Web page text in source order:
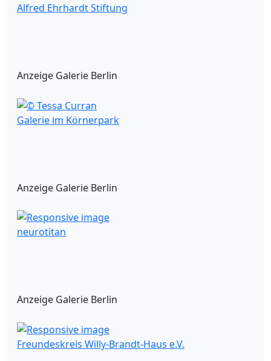
Alfred Ehrhardt Stiftung
Anzeige Galerie Berlin
Galerie im Körnerpark
Anzeige Galerie Berlin
neurotitan
Anzeige Galerie Berlin
Freundeskreis Willy-Brandt-Haus e.V.